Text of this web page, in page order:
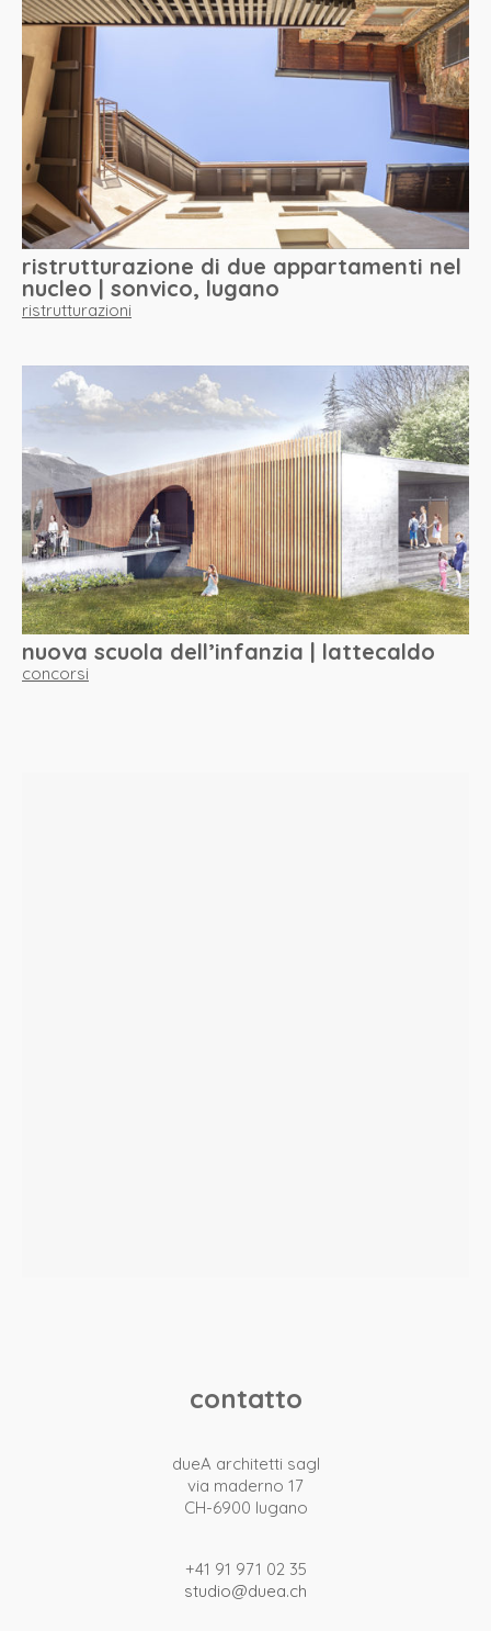
via maderno 17
+41 91 971 02 35
studio@duea.ch
ristrutturazione di due appartamenti nel
nucleo | sonvico, lugano
ristrutturazioni
nuova scuola dell’infanzia | lattecaldo
concorsi
contatto
dueA architetti sagl
via maderno 17
CH-6900 lugano
+41 91 971 02 35
studio@duea.ch